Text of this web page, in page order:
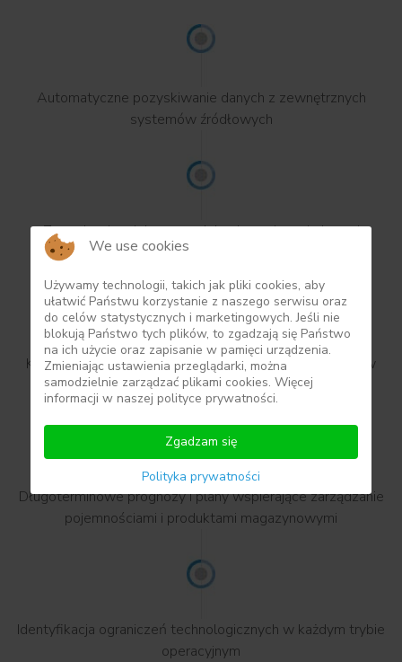
Automatyczne pozyskiwanie danych z zewnętrznych
systemów źródłowych
Zarządzanie wieloma modelami, pomiarami, danymi
wejściowymi i wynikami
Krótkoterminowe planowanie procesów operacyjnych w
instalacji podziemnej
Długoterminowe prognozy i plany wspierające zarządzanie
pojemnościami i produktami magazynowymi
Identyfikacja ograniczeń technologicznych w każdym trybie
operacyjnym
We use cookies
Używamy technologii, takich jak pliki cookies, aby
ułatwić Państwu korzystanie z naszego serwisu oraz
do celów statystycznych i marketingowych. Jeśli nie
blokują Państwo tych plików, to zgadzają się Państwo
na ich użycie oraz zapisanie w pamięci urządzenia.
Zmieniając ustawienia przeglądarki, można
samodzielnie zarządzać plikami cookies. Więcej
informacji w naszej polityce prywatności.
Zgadzam się
Polityka prywatności